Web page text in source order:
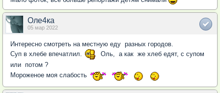
Оле4ка
05 мар 2022
Интересно смотреть на местную еду разных городов.
Суп в хлебе впечатлил.
Оль, а как же хлеб едят, с супом
или потом ?
Мороженое моя слабость